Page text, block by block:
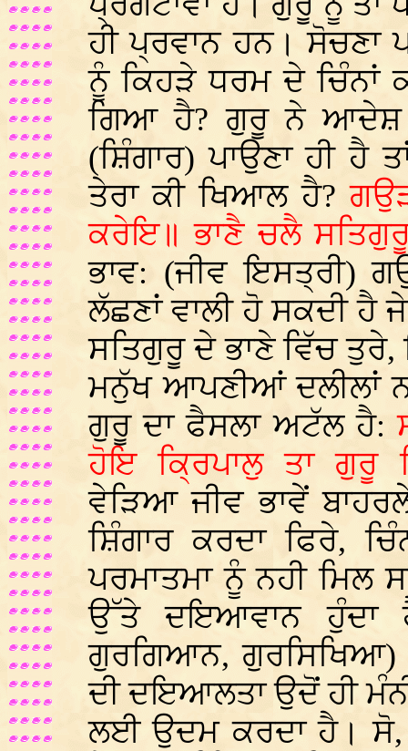
ਹੀ ਪ੍ਰਵਾਨ ਹਨ। ਸੋਚਣਾ
ਨੂੰ ਕਿਹੜੇ ਧਰਮ ਦੇ ਚਿੰਨਾਂ
ਗਿਆ ਹੈ? ਗੁਰੂ ਨੇ ਆਦੇਸ਼
(ਸ਼ਿੰਗਾਰ) ਪਾਉਣਾ ਹੀ ਹੈ
ਤੇਰਾ ਕੀ ਖਿਆਲ ਹੈ?
ਕਰੇਇ॥ ਭਾਣੈ ਚਲੈ
ਭਾਵ: (ਜੀਵ ਇਸਤ੍ਰੀ)
ਲੱਛਣਾਂ ਵਾਲੀ ਹੋ ਸਕਦੀ ਹੈ
ਸਤਿਗੁਰੂ ਦੇ ਭਾਣੇ ਵਿੱਚ ਤੁਰੇ,
ਮਨੁੱਖ ਆਪਣੀਆਂ ਦਲੀਲਾਂ
ਗੁਰੂ ਦਾ ਫੈਸਲਾ ਅਟੱਲ ਹੈ:
ਹੋਇ ਕ੍ਰਿਪਾਲੁ ਤਾ ਗੁਰੂ
ਵੇੜਿਆ ਜੀਵ ਭਾਵੇਂ
ਸ਼ਿੰਗਾਰ ਕਰਦਾ ਫਿਰੇ,
ਪਰਮਾਤਮਾ ਨੂੰ ਨਹੀ ਮਿਲ
ਉੱਤੇ ਦਇਆਵਾਨ ਹੁੰਦਾ
ਗੁਰਗਿਆਨ, ਗੁਰਸਿਖਿਆ)
ਦੀ ਦਇਆਲਤਾ ਉਦੋਂ ਹੀ
ਲਈ ਉਦਮ ਕਰਦਾ ਹੈ। ਸੋ,